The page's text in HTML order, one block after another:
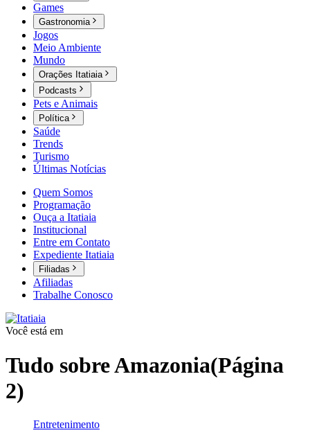
Games
Gastronomia
Jogos
Meio Ambiente
Mundo
Orações Itatiaia
Podcasts
Pets e Animais
Política
Saúde
Trends
Turismo
Últimas Notícias
Quem Somos
Programação
Ouça a Itatiaia
Institucional
Entre em Contato
Expediente Itatiaia
Filiadas
Afiliadas
Trabalhe Conosco
Você está em
Tudo sobreAmazonia(Página
2)
Entretenimento